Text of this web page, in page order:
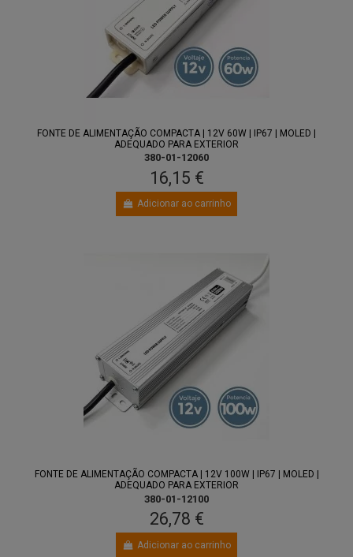
FONTE DE ALIMENTAÇÃO COMPACTA | 12V 60W | IP67 | MOLED |
ADEQUADO PARA EXTERIOR
380-01-12060
16,15 €
Adicionar ao carrinho
FONTE DE ALIMENTAÇÃO COMPACTA | 12V 100W | IP67 | MOLED |
ADEQUADO PARA EXTERIOR
380-01-12100
26,78 €
Adicionar ao carrinho